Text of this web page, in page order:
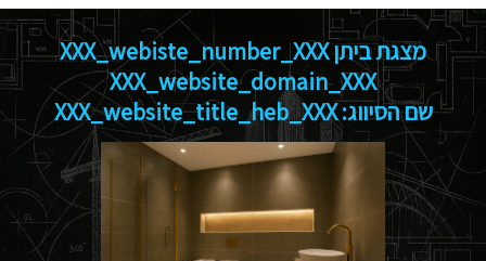
מצגת ביתן XXX_webiste_number_XXX
XXX_website_domain_XXX
שם הסיווג: XXX_website_title_heb_XXX